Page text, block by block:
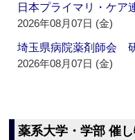
日本プライマリ・ケ
2026年08月07日 (金)
埼玉県病院薬剤師会
2026年08月07日 (金)
薬系大学・学部 催